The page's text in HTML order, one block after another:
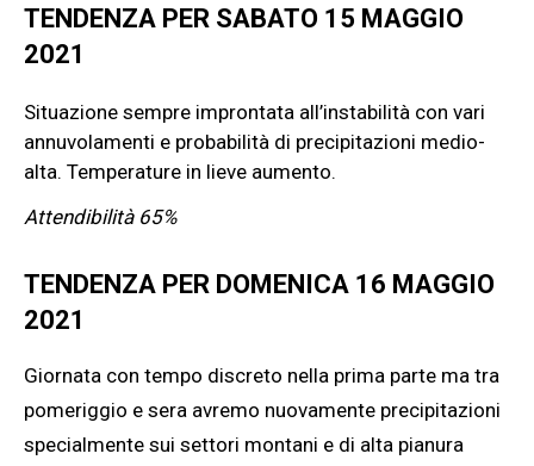
TENDENZA PER SABATO 15 MAGGIO
2021
Situazione sempre improntata all’instabilità con vari
annuvolamenti e probabilità di precipitazioni medio-
alta. Temperature in lieve aumento.
Attendibilità 65%
TENDENZA PER DOMENICA 16 MAGGIO
2021
Giornata con tempo discreto nella prima parte ma tra
pomeriggio e sera avremo nuovamente precipitazioni
specialmente sui settori montani e di alta pianura